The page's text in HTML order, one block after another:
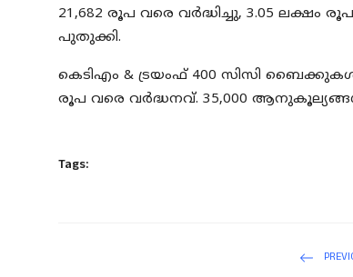
21,682 രൂപ വരെ വർദ്ധിച്ചു, 3.05
പുതുക്കി.
കെടിഎം & ട്രയംഫ് 400 സിസി
രൂപ വരെ വർദ്ധനവ്. 35,000
Tags: